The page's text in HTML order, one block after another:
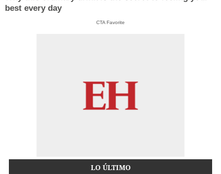
best every day
CTA Favorite
LO ÚLTIMO